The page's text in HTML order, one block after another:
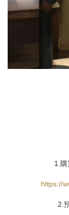
1.購
https://
2.